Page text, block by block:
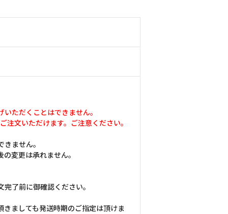
ただくことはできません。
注文いただけます。ご注意ください。
ません。
変更は承れません。
了前に御確認ください。
ましても発送時期のご指定は頂けま